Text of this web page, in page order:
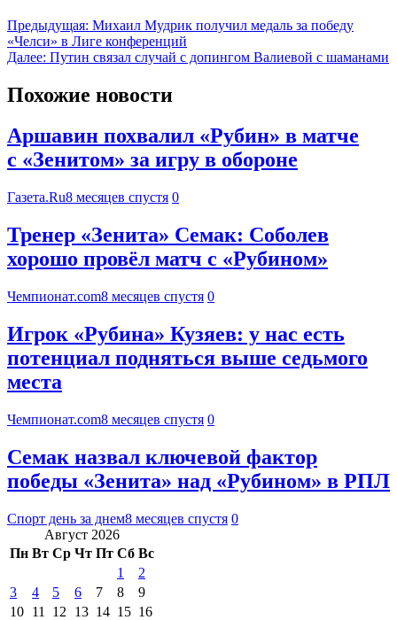
Предыдущая: Михаил Мудрик получил медаль за победу
«Челси» в Лиге конференций
Далее: Путин связал случай с допингом Валиевой с шаманами
Похожие новости
Аршавин похвалил «Рубин» в матче
с «Зенитом» за игру в обороне
Газета.Ru8 месяцев спустя 0
Тренер «Зенита» Семак: Соболев
хорошо провёл матч с «Рубином»
Чемпионат.com8 месяцев спустя 0
Игрок «Рубина» Кузяев: у нас есть
потенциал подняться выше седьмого
места
Чемпионат.com8 месяцев спустя 0
Семак назвал ключевой фактор
победы «Зенита» над «Рубином» в РПЛ
Спорт день за днем8 месяцев спустя 0
Август 2026
Пн Вт Ср Чт Пт Сб Вс
1
2
3
4 5 6 7 8
9
10 11 12 13 14 15 16